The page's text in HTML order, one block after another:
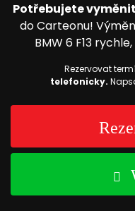
Potřebujete vyměnit
do Carteonu!
BMW 6 F13
Rezervovat
telefonicky.